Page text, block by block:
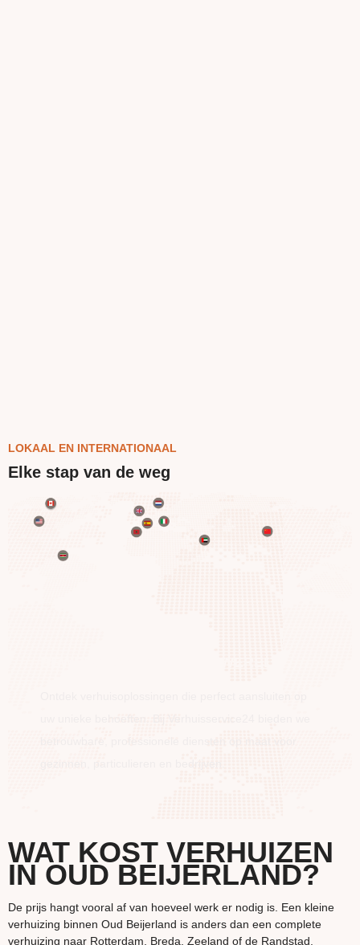
LOKAAL EN INTERNATIONAAL
Elke stap van de weg
WAT KOST VERHUIZEN
IN OUD BEIJERLAND?
De prijs hangt vooral af van hoeveel werk er nodig is. Een kleine
verhuizing binnen Oud Beijerland is anders dan een complete
verhuizing naar Rotterdam, Breda, Zeeland of de Randstad.